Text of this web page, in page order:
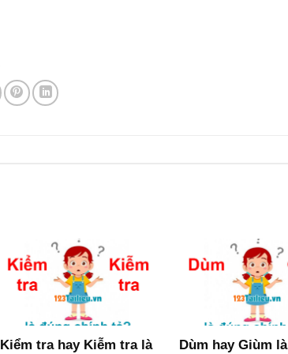
Kiểm tra hay Kiễm tra là
Dùm hay Giùm